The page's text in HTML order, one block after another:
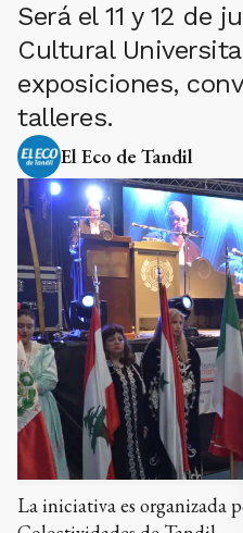
Será el 11 y 12 de
Cultural
exposiciones,
talleres.
El Eco de Tandil
La iniciativa es organizada